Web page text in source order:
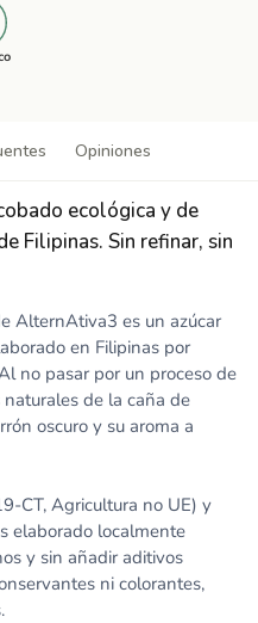
Opiniones
ecológica y de
Filipinas. Sin refinar, sin
AlternAtiva3 es un azúcar
en Filipinas por
no pasar por un proceso de
de la caña de
oscuro y su aroma a
CT, Agricultura no UE) y
elaborado localmente
y sin añadir aditivos
ni colorantes,